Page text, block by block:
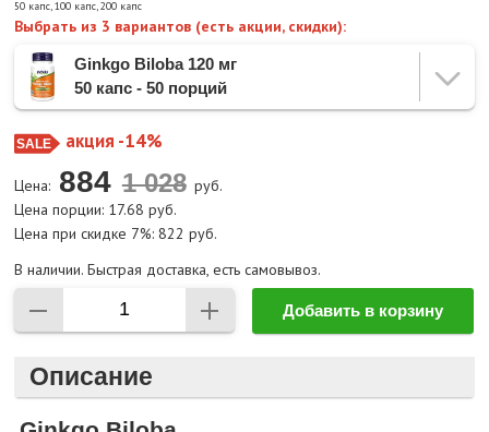
50 капс,100 капс,200 капс
Выбрать из 3 вариантов (есть акции, скидки):
Ginkgo Biloba 120 мг
50 капс - 50 порций
акция -14%
Цена: 884
руб.
Цена порции: 17.68 руб.
Цена при скидке 7%: 822 руб.
В наличии. Быстрая доставка, есть самовывоз.
Добавить в корзину
Описание